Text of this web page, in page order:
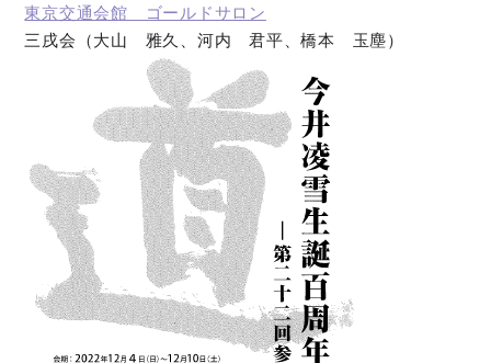
東京交通会館 ゴールドサロン
三戌会（大山 雅久、河内 君平、橋本 玉塵）
オンラインショップ
お問い合わせ